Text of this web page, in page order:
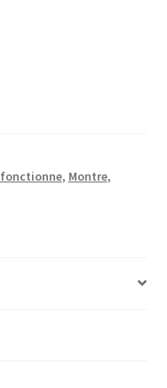
fonctionne, Montre,